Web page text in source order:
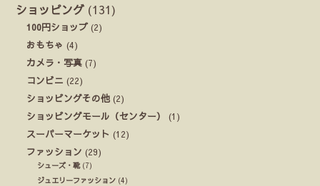
ショッピング (131)
100円ショップ (2)
おもちゃ (4)
カメラ・写真 (7)
コンビニ (22)
ショッピングその他 (2)
ショッピングモール（センター）
(1)
スーパーマーケット (12)
ファッション (29)
シューズ・靴(7)
ジュエリーファッション (4)